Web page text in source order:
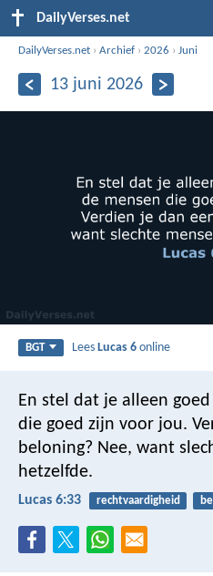
DailyVerses.net
DailyVerses.net ›Archief ›2026 ›Juni
13 juni 2026
BGT LeesLucas 6 online
En stel dat je alleen
die goed zijn voor jou.
beloning? Nee, want
hetzelfde.
Lucas 6:33 rechtvaardigheid